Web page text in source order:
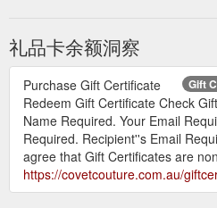
礼品卡余额洞察
Gift
Purchase Gift Certificate
Redeem Gift Certificate Check
Name Required. Your Email
Required. Recipient''s Email
agree that Gift Certificates are
https://covetcouture.com.au/